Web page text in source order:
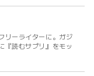
リーライターに。ガジ
『読むサプリ』をモッ